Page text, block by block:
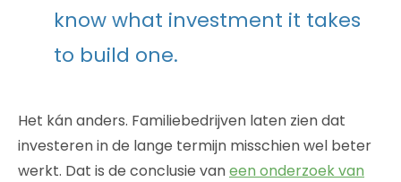
know what investment it takes
to build one.
Het kán anders. Familiebedrijven laten zien dat
investeren in de lange termijn misschien wel beter
werkt. Dat is de conclusie vaneen onderzoek van